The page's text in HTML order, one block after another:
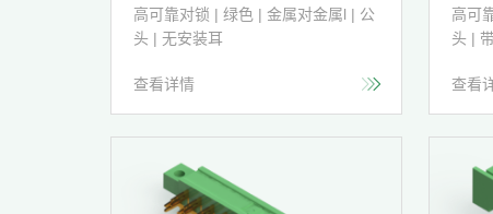
高可靠对锁 | 绿色 | 金属对金属l | 公
头 | 无安装耳
查看详情
高可
头 |
查看